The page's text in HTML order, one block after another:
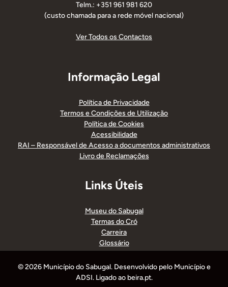
Telm.: +351 961 981 620
(custo chamada para a rede móvel nacional)
Ver Todos os Contactos
Informação Legal
Política de Privacidade
Termos e Condições de Utilização
Política de Cookies
Acessibilidade
RAI – Responsável de Acesso a documentos administrativos
Livro de Reclamações
Links Úteis
Museu do Sabugal
Termas do Cró
Carreira
Glossário
© 2026 Município do Sabugal. Desenvolvido pelo Município e
ADSI. Ligado ao beira.pt.